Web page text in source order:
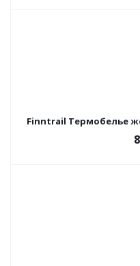
Finntrail Термобелье